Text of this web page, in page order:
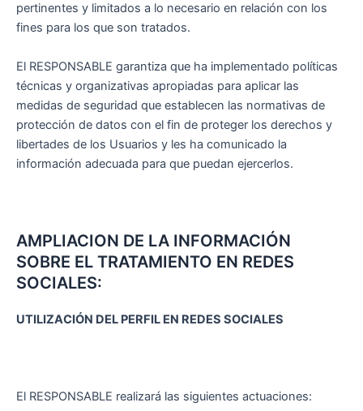
pertinentes y limitados a lo necesario en relación con los
fines para los que son tratados.
El RESPONSABLE garantiza que ha implementado políticas
técnicas y organizativas apropiadas para aplicar las
medidas de seguridad que establecen las normativas de
protección de datos con el fin de proteger los derechos y
libertades de los Usuarios y les ha comunicado la
información adecuada para que puedan ejercerlos.
AMPLIACION DE LA INFORMACIÓN
SOBRE EL TRATAMIENTO EN REDES
SOCIALES:
UTILIZACIÓN DEL PERFIL EN REDES SOCIALES
El RESPONSABLE realizará las siguientes actuaciones: